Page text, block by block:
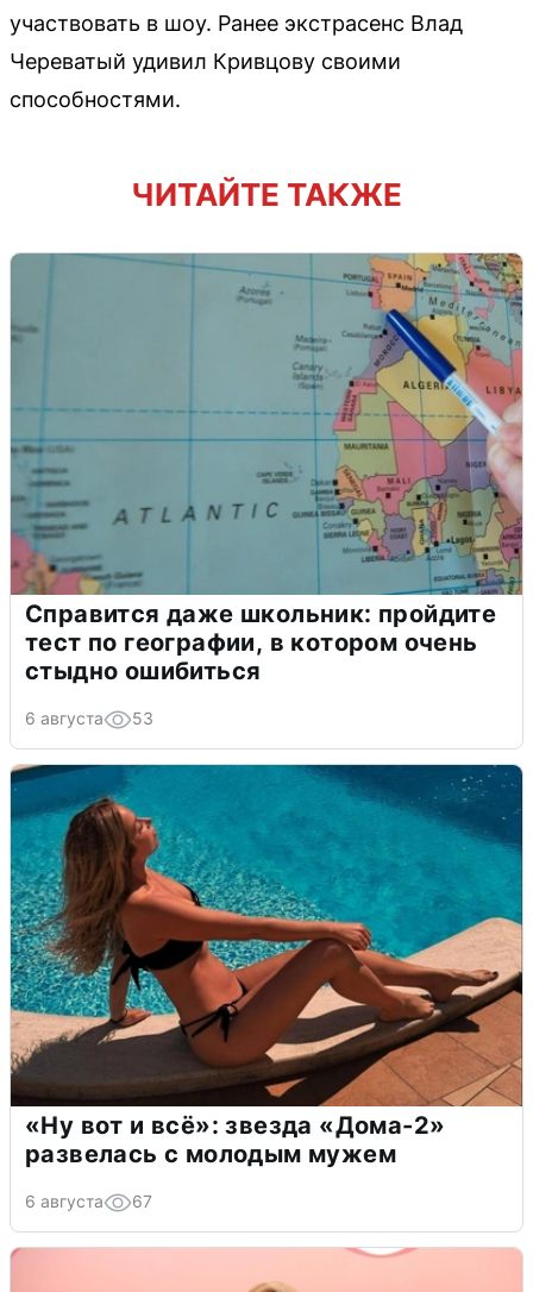
участвовать в шоу. Ранее экстрасенс Влад
Череватый удивил Кривцову своими
способностями.
ЧИТАЙТЕ ТАКЖЕ
Справится даже школьник: пройдите
тест по географии, в котором очень
стыдно ошибиться
6 августа 53
«Ну вот и всё»: звезда «Дома-2»
развелась с молодым мужем
6 августа 67